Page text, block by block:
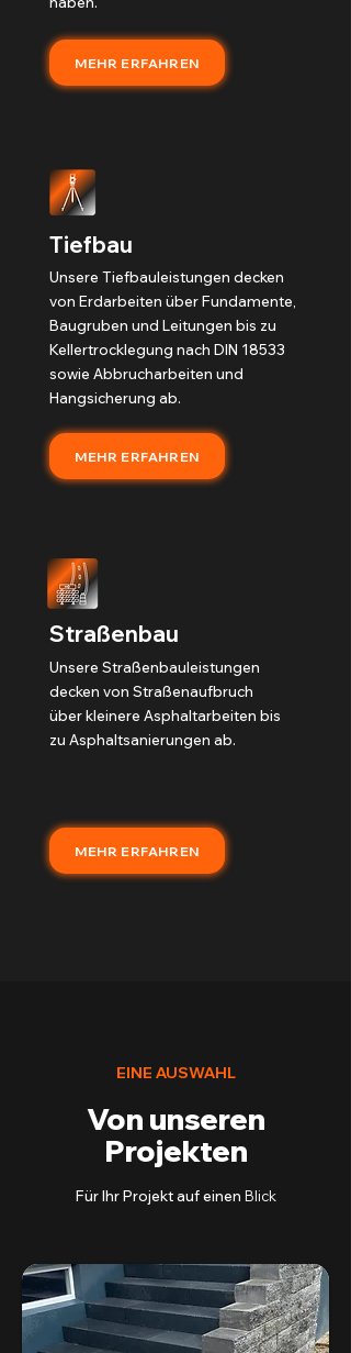
MEHR ERFAHREN
Tiefbau
Unsere Tiefbauleistungen decken
von Erdarbeiten über Fundamente,
Baugruben und Leitungen bis zu
Kellertrocklegung nach DIN 18533
sowie Abbrucharbeiten und
Hangsicherung ab.
MEHR ERFAHREN
Straßenbau
Unsere Straßenbauleistungen
decken von Straßenaufbruch
über kleinere Asphaltarbeiten bis
zu Asphaltsanierungen ab.
MEHR ERFAHREN
EINE AUSWAHL
Von unseren
Projekten
Für Ihr Projekt auf einen Blick